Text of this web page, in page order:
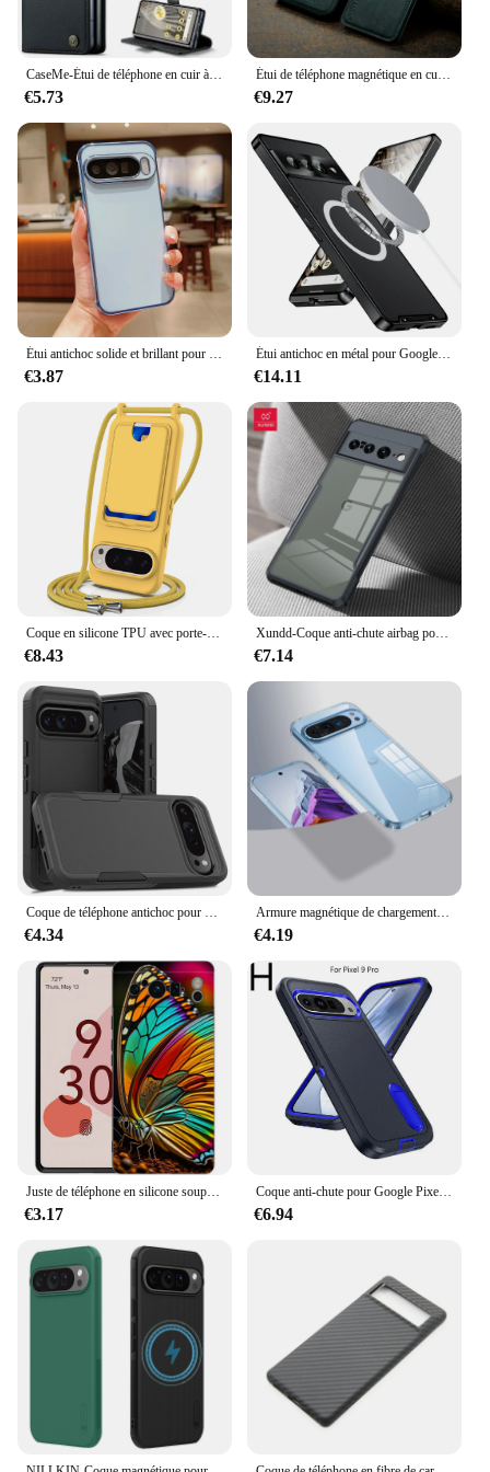
knowing your phone is well-protected, without
sacrificing the convenience of a slim, stylish design.
CaseMe-Étui de téléphone en cuir à rabat pour Google Pixel 9 Pro XL 8A 8 Pro 7A, coque avec portefeuille magnétique et porte-cartes
€5.73
Étui de téléphone magnétique en cuir Magsafe 2 en 1 pour Google Pixel, housse portefeuille de luxe avec porte-cartes pour modèles 9, 9Pro, XL, 8A, 8Pro, 8, 7, 7A, 7Pro
€9.27
Étui antichoc solide et brillant pour Google Pixel 9 Pro XL 8 8A 7A, housse de téléphone pare-chocs pour appareil photo
€3.87
Étui antichoc en métal pour Google Pixel 7 8 9 Pro XL, coque avec cadre en aluminium Magsafe 256 PC pour Google Pixel 7A 8A
€14.11
€8.43
Xundd-Coque anti-chute airbag pour Google Pixel 7 Pro, coque de protection de l'objectif arrière transparente en TPU, pour Snap6 Pro, 7A, 9 Pro XL
€7.14
€4.34
Armure magnétique de chargement sans fil pour Google Pixel, étui Magsafe, antichoc militaire, 256 et transparent, 9 Pro XL 8 7 Pro 8A 7A
€4.19
€3.17
Coque anti-chute pour Google Pixel 9Pro XL Defend Three, étui de téléphone portable, support, 9, B8C9
€6.94